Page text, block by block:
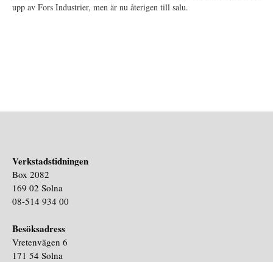
upp av Fors Industrier, men är nu återigen till salu.
Verkstadstidningen
Box 2082
169 02 Solna
08-514 934 00
Besöksadress
Vretenvägen 6
171 54 Solna